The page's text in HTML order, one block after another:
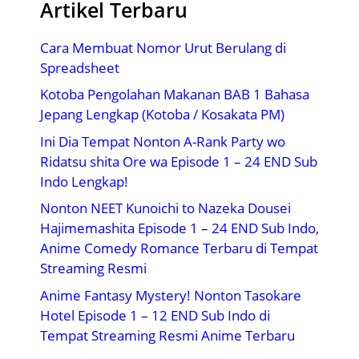
Artikel Terbaru
Cara Membuat Nomor Urut Berulang di
Spreadsheet
Kotoba Pengolahan Makanan BAB 1 Bahasa
Jepang Lengkap (Kotoba / Kosakata PM)
Ini Dia Tempat Nonton A-Rank Party wo
Ridatsu shita Ore wa Episode 1 – 24 END Sub
Indo Lengkap!
Nonton NEET Kunoichi to Nazeka Dousei
Hajimemashita Episode 1 – 24 END Sub Indo,
Anime Comedy Romance Terbaru di Tempat
Streaming Resmi
Anime Fantasy Mystery! Nonton Tasokare
Hotel Episode 1 – 12 END Sub Indo di
Tempat Streaming Resmi Anime Terbaru